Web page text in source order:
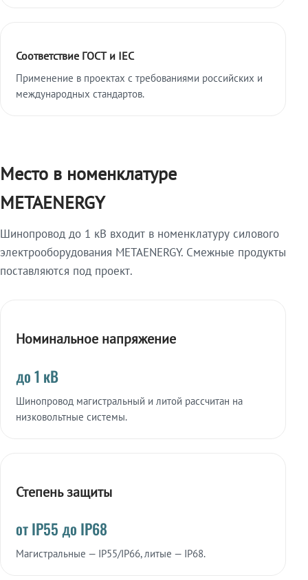
Соответствие ГОСТ и IEC
Применение в проектах с требованиями российских и
международных стандартов.
Место в номенклатуре
METAENERGY
Шинопровод до 1 кВ входит в номенклатуру силового
электрооборудования METAENERGY. Смежные продукты
поставляются под проект.
Номинальное напряжение
до 1 кВ
Шинопровод магистральный и литой рассчитан на
низковольтные системы.
Степень защиты
от IP55 до IP68
Магистральные — IP55/IP66, литые — IP68.